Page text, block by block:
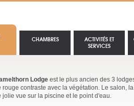
Lodge est le plus ancien des 3
rouge contraste avec la végétation. Le salon,
jolie vue sur la piscine et le point d'eau.
CHAMBRES
ACTIVITÉS ET
SERVICES